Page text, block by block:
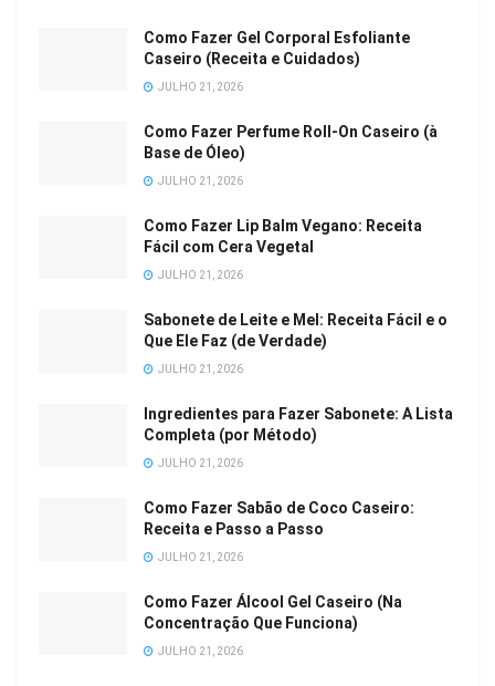
Como Fazer Gel Corporal Esfoliante
Caseiro (Receita e Cuidados)
JULHO 21, 2026
Como Fazer Perfume Roll-On Caseiro (à
Base de Óleo)
JULHO 21, 2026
Como Fazer Lip Balm Vegano: Receita
Fácil com Cera Vegetal
JULHO 21, 2026
Sabonete de Leite e Mel: Receita Fácil e o
Que Ele Faz (de Verdade)
JULHO 21, 2026
Ingredientes para Fazer Sabonete: A Lista
Completa (por Método)
JULHO 21, 2026
Como Fazer Sabão de Coco Caseiro:
Receita e Passo a Passo
JULHO 21, 2026
Como Fazer Álcool Gel Caseiro (Na
Concentração Que Funciona)
JULHO 21, 2026